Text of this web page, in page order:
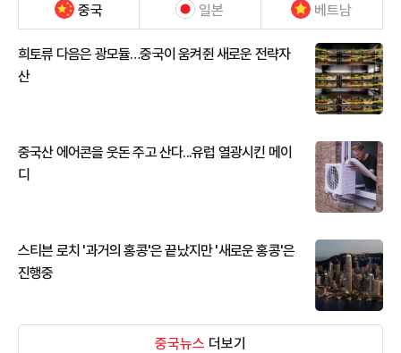
중국 일본 베트남
희토류 다음은 광모듈…중국이 움켜쥔 새로운 전략자
산
중국산 에어콘을 웃돈 주고 산다...유럽 열광시킨 메이
디
스티븐 로치 '과거의 홍콩'은 끝났지만 '새로운 홍콩'은
진행중
중국뉴스 더보기